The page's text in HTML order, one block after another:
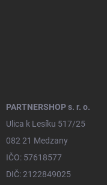
PARTNERSHOP s. r. o.
Ulica k Lesíku 517/25
082 21 Medzany
IČO: 57618577
DIČ: 2122849025